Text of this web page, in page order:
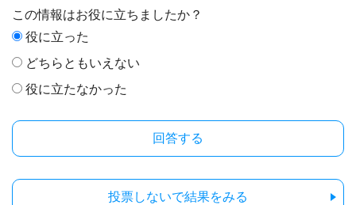
この情報はお役に立ちましたか？
役に立った
どちらともいえない
役に立たなかった
投票しないで結果をみる